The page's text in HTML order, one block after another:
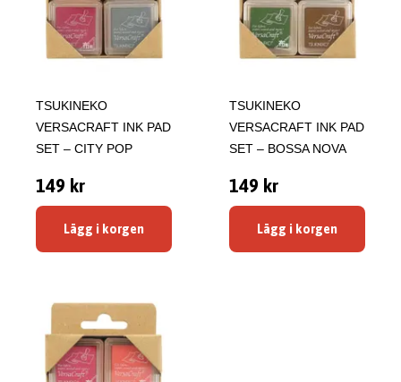
TSUKINEKO
VERSACRAFT INK PAD
SET – CITY POP
149 kr
Lägg i korgen
TSUKINEKO
VERSACRAFT INK PAD
SET – BOSSA NOVA
149 kr
Lägg i korgen